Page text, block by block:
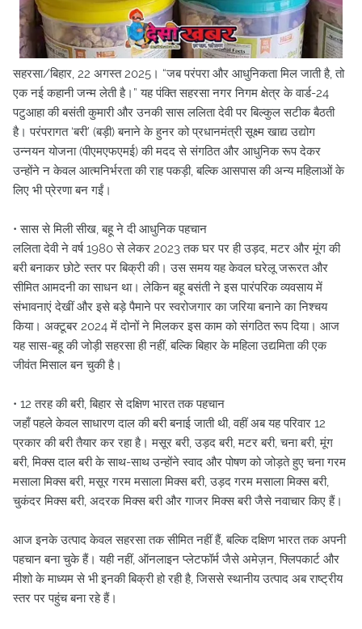
सहरसा/बिहार, 22 अगस्त 2025। “जब परंपरा और आधुनिकता मिल जाती है, तो
एक नई कहानी जन्म लेती है।” यह पंक्ति सहरसा नगर निगम क्षेत्र के वार्ड-24
पटुआहा की बसंती कुमारी और उनकी सास ललिता देवी पर बिल्कुल सटीक बैठती
है। परंपरागत ‘बरी’ (बड़ी) बनाने के हुनर को प्रधानमंत्री सूक्ष्म खाद्य उद्योग
उन्नयन योजना (पीएमएफएमई) की मदद से संगठित और आधुनिक रूप देकर
उन्होंने न केवल आत्मनिर्भरता की राह पकड़ी, बल्कि आसपास की अन्य महिलाओं के
लिए भी प्रेरणा बन गईं।
• सास से मिली सीख, बहू ने दी आधुनिक पहचान
ललिता देवी ने वर्ष 1980 से लेकर 2023 तक घर पर ही उड़द, मटर और मूंग की
बरी बनाकर छोटे स्तर पर बिक्री की। उस समय यह केवल घरेलू जरूरत और
सीमित आमदनी का साधन था। लेकिन बहू बसंती ने इस पारंपरिक व्यवसाय में
संभावनाएं देखीं और इसे बड़े पैमाने पर स्वरोजगार का जरिया बनाने का निश्चय
किया। अक्टूबर 2024 में दोनों ने मिलकर इस काम को संगठित रूप दिया। आज
यह सास-बहू की जोड़ी सहरसा ही नहीं, बल्कि बिहार के महिला उद्यमिता की एक
जीवंत मिसाल बन चुकी है।
• 12 तरह की बरी, बिहार से दक्षिण भारत तक पहचान
जहाँ पहले केवल साधारण दाल की बरी बनाई जाती थी, वहीं अब यह परिवार 12
प्रकार की बरी तैयार कर रहा है। मसूर बरी, उड़द बरी, मटर बरी, चना बरी, मूंग
बरी, मिक्स दाल बरी के साथ-साथ उन्होंने स्वाद और पोषण को जोड़ते हुए चना गरम
मसाला मिक्स बरी, मसूर गरम मसाला मिक्स बरी, उड़द गरम मसाला मिक्स बरी,
चुकंदर मिक्स बरी, अदरक मिक्स बरी और गाजर मिक्स बरी जैसे नवाचार किए हैं।
आज इनके उत्पाद केवल सहरसा तक सीमित नहीं हैं, बल्कि दक्षिण भारत तक अपनी
पहचान बना चुके हैं। यही नहीं, ऑनलाइन प्लेटफॉर्म जैसे अमेज़न, फ्लिपकार्ट और
मीशो के माध्यम से भी इनकी बिक्री हो रही है, जिससे स्थानीय उत्पाद अब राष्ट्रीय
स्तर पर पहुंच बना रहे हैं।